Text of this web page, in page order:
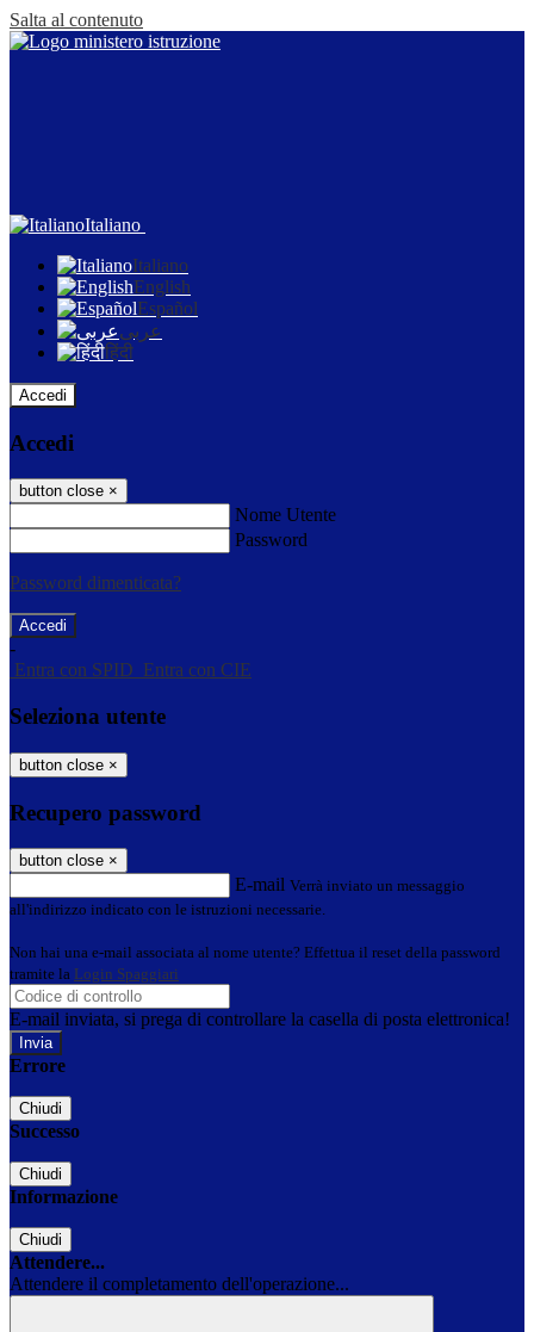
Salta al contenuto
Italiano
Italiano
English
Español
عربى
हिंदी
Accedi
Accedi
button close ×
Nome Utente
Password
Password dimenticata?
-
Entra con SPID Entra con CIE
Seleziona utente
button close ×
Recupero password
button close ×
E-mail Verrà inviato un messaggio
all'indirizzo indicato con le istruzioni necessarie.
Non hai una e-mail associata al nome utente? Effettua il reset della password
tramite la Login Spaggiari
E-mail inviata, si prega di controllare la casella di posta elettronica!
Errore
Chiudi
Successo
Chiudi
Informazione
Chiudi
Attendere...
Attendere il completamento dell'operazione...